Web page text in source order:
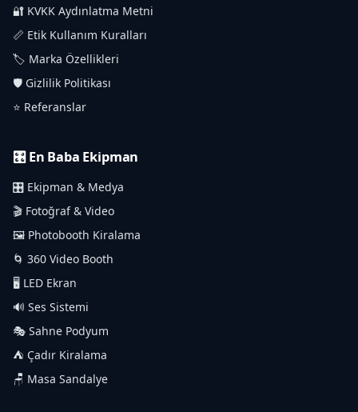
🔐 KVKK Aydınlatma Metni
📏 Etik Kullanım Kuralları
🏷️ Marka Özellikleri
🛡️ Gizlilik Politikası
⭐ Referanslar
🎛️ En Baba Ekipman
🎛️ Ekipman & Medya
🎬 Fotoğraf & Video
🖼️ Photobooth Kiralama
🌀 360 Video Booth
🖥️ LED Ekran
🔊 Ses Sistemi
🎭 Sahne Podyum
⛺ Çadır Kiralama
🪑 Masa Sandalye